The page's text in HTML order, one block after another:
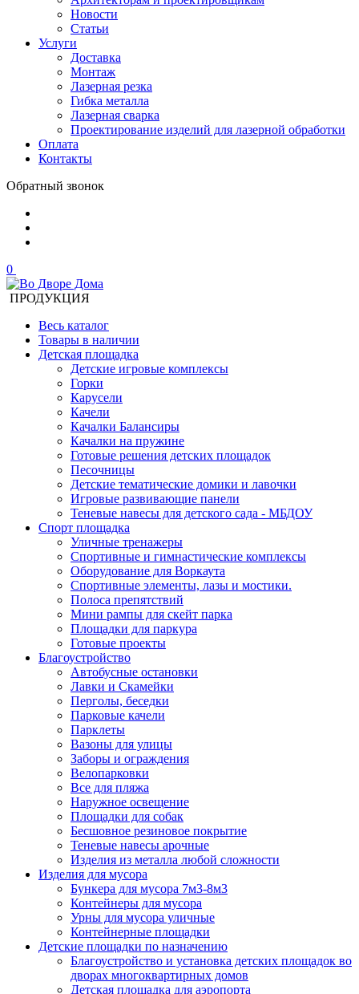
Новости
Статьи
Услуги
Доставка
Монтаж
Лазерная резка
Гибка металла
Лазерная сварка
Проектирование изделий для лазерной обработки
Оплата
Контакты
Обратный звонок
0
ПРОДУКЦИЯ
Весь каталог
Товары в наличии
Детская площадка
Детские игровые комплексы
Горки
Карусели
Качели
Качалки Балансиры
Качалки на пружине
Готовые решения детских площадок
Песочницы
Детские тематические домики и лавочки
Игровые развивающие панели
Теневые навесы для детского сада - МБДОУ
Спорт площадка
Уличные тренажеры
Спортивные и гимнастические комплексы
Оборудование для Воркаута
Спортивные элементы, лазы и мостики.
Полоса препятствий
Мини рампы для скейт парка
Площадки для паркура
Готовые проекты
Благоустройство
Автобусные остановки
Лавки и Скамейки
Перголы, беседки
Парковые качели
Парклеты
Вазоны для улицы
Заборы и ограждения
Велопарковки
Все для пляжа
Наружное освещение
Площадки для собак
Бесшовное резиновое покрытие
Теневые навесы арочные
Изделия из металла любой сложности
Изделия для мусора
Бункера для мусора 7м3-8м3
Контейнеры для мусора
Урны для мусора уличные
Контейнерные площадки
Детские площадки по назначению
Благоустройство и установка детских площадок во
дворах многоквартирных домов
Детская площадка для аэропорта